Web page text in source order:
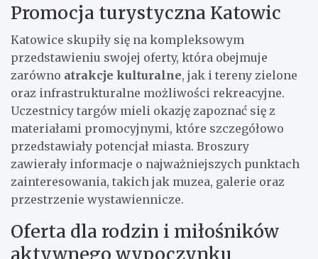
Promocja turystyczna Katowic
Katowice skupiły się na kompleksowym
przedstawieniu swojej oferty, która obejmuje
zarówno atrakcje kulturalne, jak i tereny zielone
oraz infrastrukturalne możliwości rekreacyjne.
Uczestnicy targów mieli okazję zapoznać się z
materiałami promocyjnymi, które szczegółowo
przedstawiały potencjał miasta. Broszury
zawierały informacje o najważniejszych punktach
zainteresowania, takich jak muzea, galerie oraz
przestrzenie wystawiennicze.
Oferta dla rodzin i miłośników
aktywnego wypoczynku